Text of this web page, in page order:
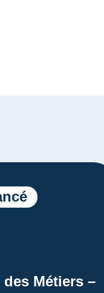
des Métiers –